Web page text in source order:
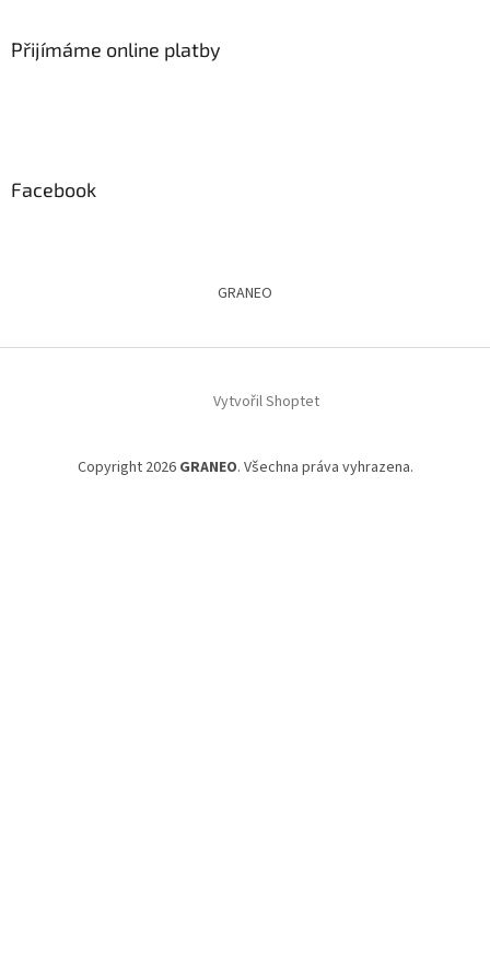
Přijímáme online platby
Facebook
GRANEO
Vytvořil Shoptet
Copyright 2026 GRANEO. Všechna práva vyhrazena.